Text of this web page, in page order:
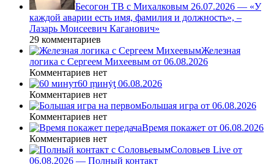
Бесогон ТВ с Михалковым 26.07.2026 — «У
каждой аварии есть имя, фамилия и должность», –
Лазарь Моисеевич Каганович»
29 комментариев
Железная
логика с Сергеем Михеевым от 06.08.2026
Комментариев нет
60 ṃинẏƫ 06.08.2026
Комментариев нет
Большая игра от 06.08.2026
Комментариев нет
Время покажет от 06.08.2026
Комментариев нет
Соловьев Live от
06.08.2026 — Полный контакт